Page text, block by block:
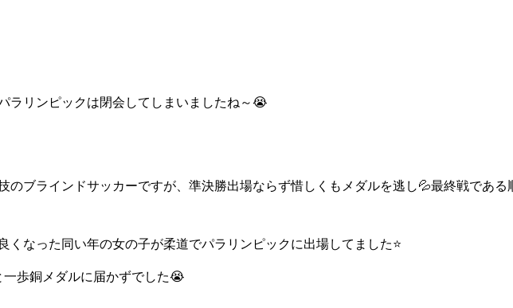
ラリンピックは閉会してしまいましたね～😭
のブラインドサッカーですが、準決勝出場ならず惜しくもメダルを逃し💦最終戦であ
くなった同い年の女の子が柔道でパラリンピックに出場してました⭐
歩銅メダルに届かずでした😭